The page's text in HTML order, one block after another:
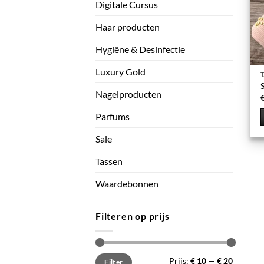
Digitale Cursus
Haar producten
Hygiëne & Desinfectie
Luxury Gold
Nagelproducten
Parfums
Sale
Tassen
Waardebonnen
Filteren op prijs
Min.
Max.
Filter Prijs: € 10— € 20